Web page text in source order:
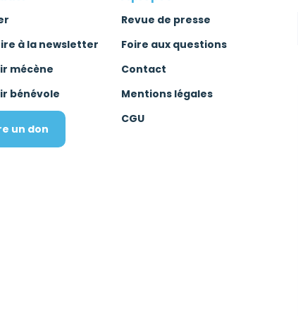
à la newsletter
mécène
bénévole
un don
Revue de presse
Foire aux questions
Contact
Mentions légales
CGU